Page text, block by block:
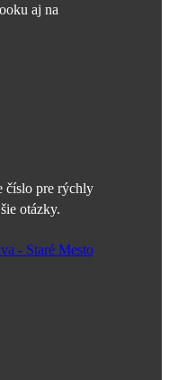
aj na
číslo pre rýchly
otázky.
- Staré Mesto